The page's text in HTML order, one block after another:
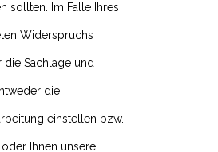
sollten. Im Falle Ihres
Widerspruchs
die Sachlage und
die
einstellen bzw.
Ihnen unsere